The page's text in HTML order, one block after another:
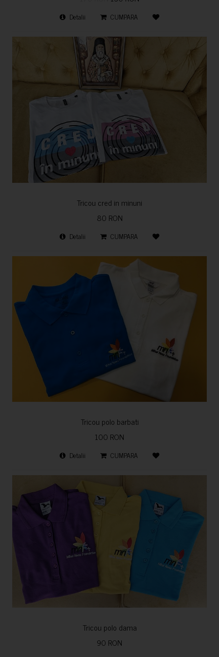
Detalii CUMPARA
Tricou cred in minuni
80 RON
Detalii CUMPARA
Tricou polo barbati
100 RON
Detalii CUMPARA
Tricou polo dama
90 RON